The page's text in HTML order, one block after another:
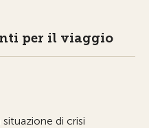
per il viaggio
di crisi